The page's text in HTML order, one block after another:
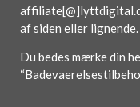
af siden eller lignende.
Du bedes mærke din